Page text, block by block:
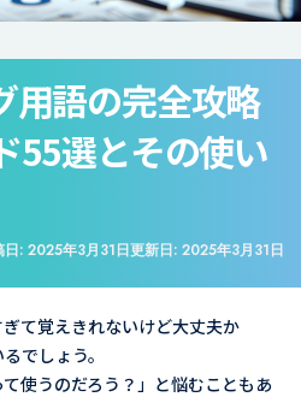
用語の完全攻略
55選とその使い
日: 2025年3月31日更新日: 2025年3月31日
ぎて覚えきれないけど大丈夫か
でしょう。
使うのだろう？」と悩むこともあ